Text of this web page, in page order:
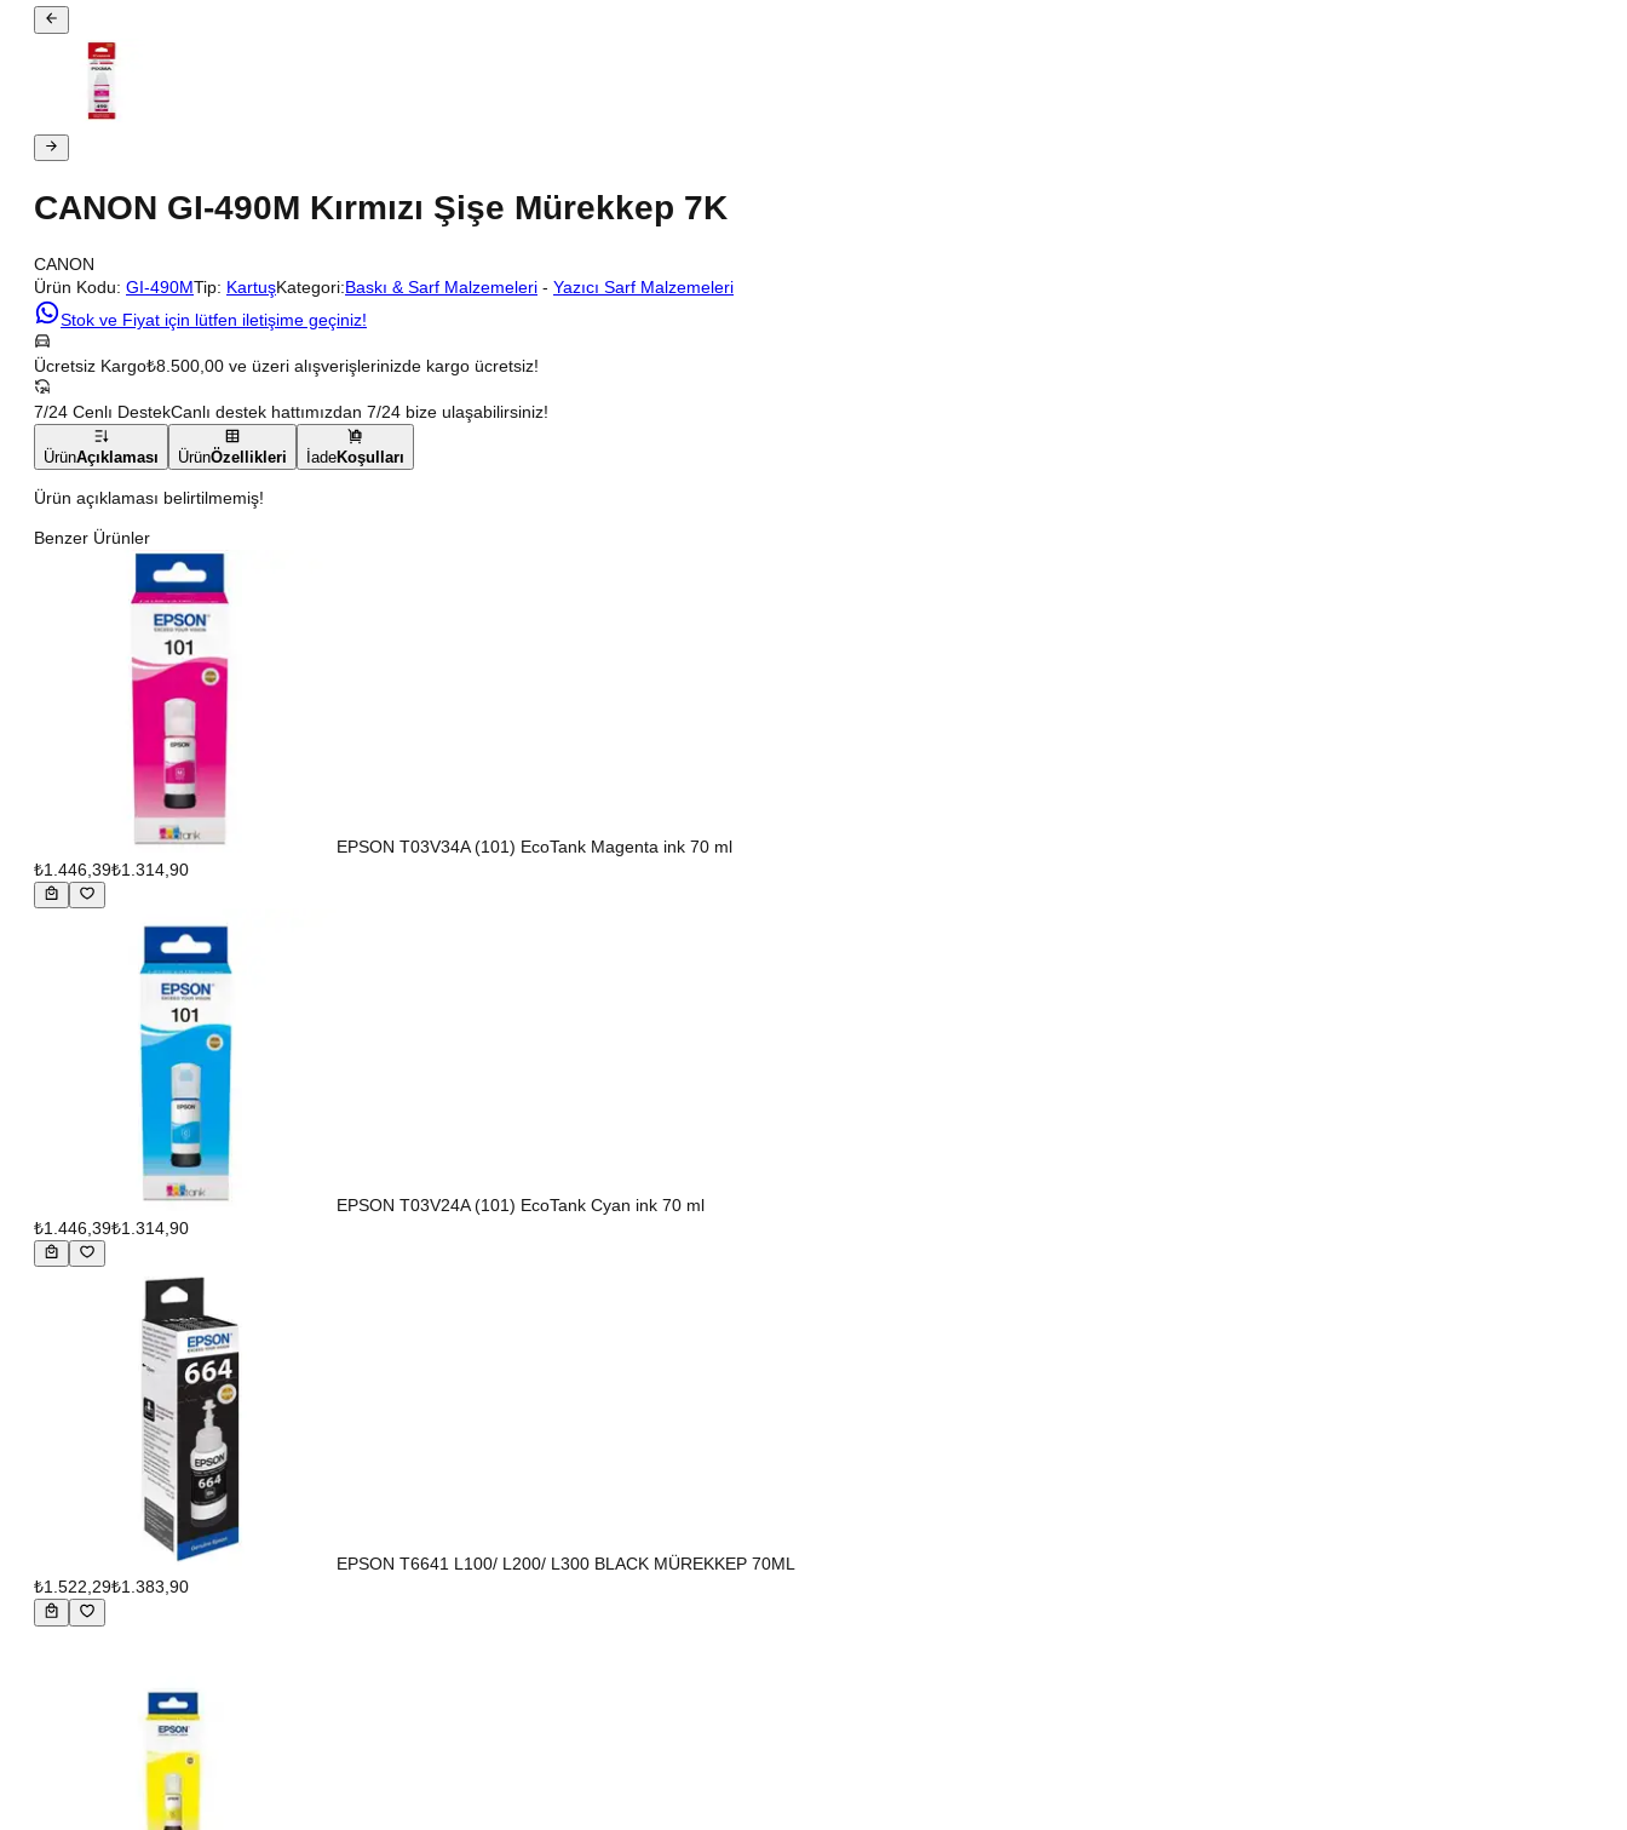
CANON GI-490M Kırmızı Şişe Mürekkep 7K
CANON
Ürün Kodu: GI-490MTip: KartuşKategori:Baskı & Sarf Malzemeleri - Yazıcı Sarf Malzemeleri
Stok ve Fiyat için lütfen iletişime geçiniz!
Ücretsiz Kargo₺8.500,00 ve üzeri alışverişlerinizde kargo ücretsiz!
7/24 Cenlı DestekCanlı destek hattımızdan 7/24 bize ulaşabilirsiniz!
ÜrünAçıklaması ÜrünÖzellikleri İadeKoşulları
Ürün açıklaması belirtilmemiş!
Benzer Ürünler
EPSON T03V34A (101) EcoTank Magenta ink 70 ml
₺1.446,39₺1.314,90
EPSON T03V24A (101) EcoTank Cyan ink 70 ml
₺1.446,39₺1.314,90
EPSON T6641 L100/ L200/ L300 BLACK MÜREKKEP 70ML
₺1.522,29₺1.383,90